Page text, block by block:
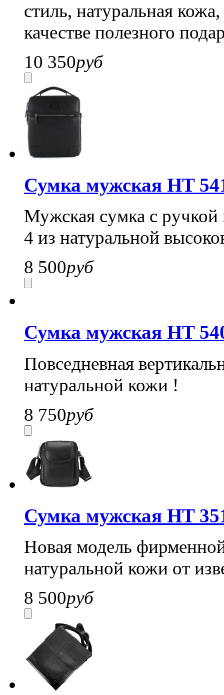
стиль, натуральная
качестве полезного
10 350руб
Сумка мужская HT
Мужская сумка с
4 из натуральной
8 500руб
Сумка мужская HT
Повседневная
натуральной кожи !
8 750руб
Сумка мужская HT
Новая модель
натуральной кожи от
8 500руб